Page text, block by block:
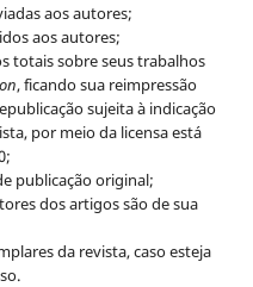
aos autores;
aos autores;
totais sobre seus trabalhos
, ficando sua reimpressão
sujeita à indicação
por meio da licensa está
publicação original;
dos artigos são de sua
da revista, caso esteja